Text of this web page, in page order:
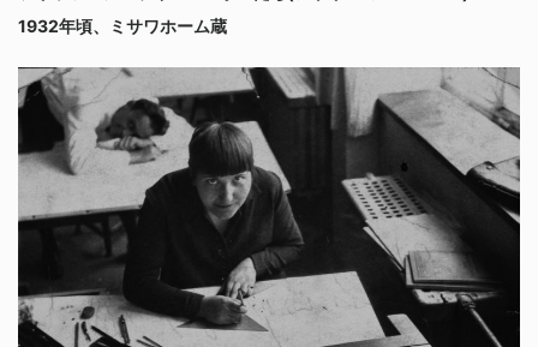
1932年頃、ミサワホーム蔵